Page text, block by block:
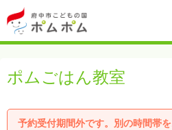
ポムごはん教室
予約受付期間外です。別の時間帯を